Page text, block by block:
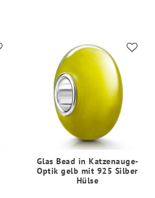
Glas Bead in Katzenauge-
Optik gelb mit 925 Silber
Hülse